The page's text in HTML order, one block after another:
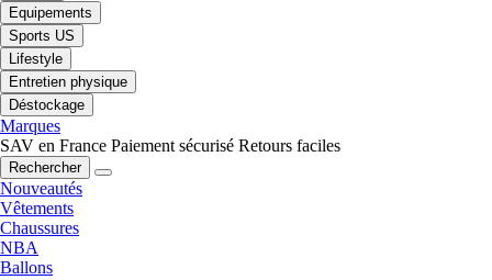
Equipements
Sports US
Lifestyle
Entretien physique
Déstockage
Marques
SAV en France Paiement sécurisé Retours faciles
Rechercher
Nouveautés
Vêtements
Chaussures
NBA
Ballons